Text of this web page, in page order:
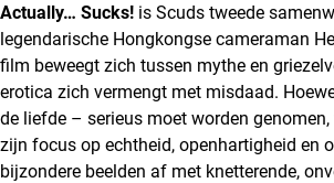
Actually… Sucks! is Scuds tweede
legendarische Hongkongse cameraman
film beweegt zich tussen mythe en
erotica zich vermengt met misdaad.
de liefde – serieus moet worden
zijn focus op echtheid, openhartigheid en
bijzondere beelden af met knetterende,